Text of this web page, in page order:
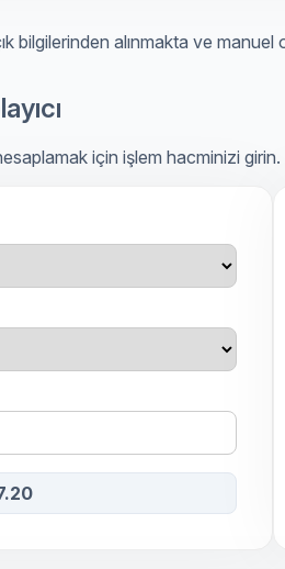
bilgilerinden alınmakta ve
için işlem hacminizi girin.